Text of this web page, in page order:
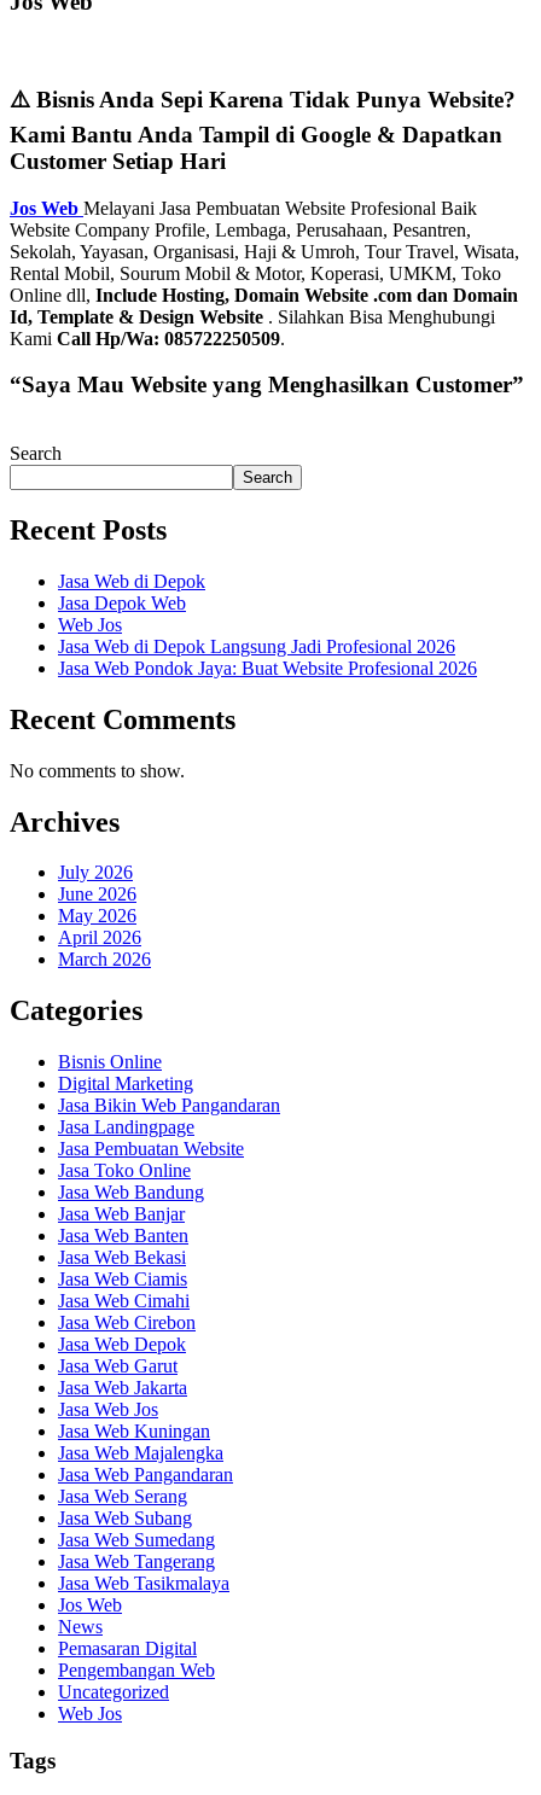
⚠️ Bisnis Anda Sepi Karena Tidak Punya Website?
Kami Bantu Anda Tampil di Google & Dapatkan
Customer Setiap Hari
Jos Web Melayani Jasa Pembuatan Website Profesional Baik
Website Company Profile, Lembaga, Perusahaan, Pesantren,
Sekolah, Yayasan, Organisasi, Haji & Umroh, Tour Travel, Wisata,
Rental Mobil, Sourum Mobil & Motor, Koperasi, UMKM, Toko
Online dll, Include Hosting, Domain Website .com dan Domain
Id, Template & Design Website . Silahkan Bisa Menghubungi
Kami Call Hp/Wa: 085722250509.
“Saya Mau Website yang Menghasilkan Customer”
Search
Search
Recent Posts
Jasa Web di Depok
Jasa Depok Web
Web Jos
Jasa Web di Depok Langsung Jadi Profesional 2026
Jasa Web Pondok Jaya: Buat Website Profesional 2026
Recent Comments
No comments to show.
Archives
July 2026
June 2026
May 2026
April 2026
March 2026
Categories
Bisnis Online
Digital Marketing
Jasa Bikin Web Pangandaran
Jasa Landingpage
Jasa Pembuatan Website
Jasa Toko Online
Jasa Web Bandung
Jasa Web Banjar
Jasa Web Banten
Jasa Web Bekasi
Jasa Web Ciamis
Jasa Web Cimahi
Jasa Web Cirebon
Jasa Web Depok
Jasa Web Garut
Jasa Web Jakarta
Jasa Web Jos
Jasa Web Kuningan
Jasa Web Majalengka
Jasa Web Pangandaran
Jasa Web Serang
Jasa Web Subang
Jasa Web Sumedang
Jasa Web Tangerang
Jasa Web Tasikmalaya
Jos Web
News
Pemasaran Digital
Pengembangan Web
Uncategorized
Web Jos
Tags